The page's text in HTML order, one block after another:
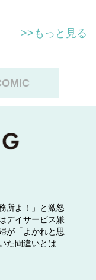
>>もっと見る
所よ！」と激怒
デイサービス嫌
が「よかれと思
た間違いとは